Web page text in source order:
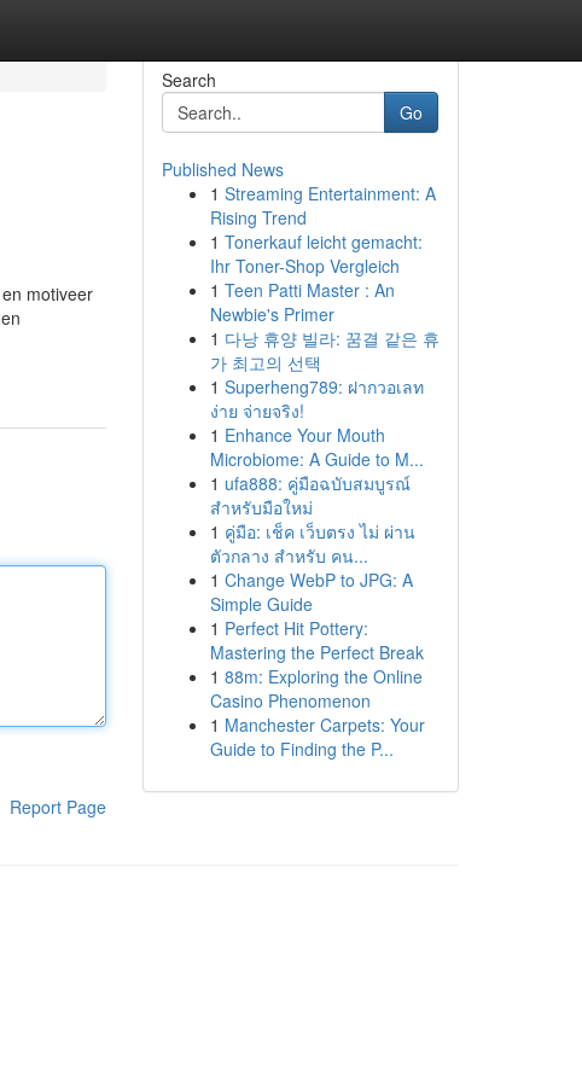
motiveer
Report Page
Search
Go
Published News
1 Streaming Entertainment: A
Rising Trend
1 Tonerkauf leicht gemacht:
Ihr Toner-Shop Vergleich
1 Teen Patti Master : An
Newbie's Primer
1 다낭 휴양 빌라: 꿈결 같은 휴
가 최고의 선택
1 Superheng789: ฝากวอเลท
ง่าย จ่ายจริง!
1 Enhance Your Mouth
Microbiome: A Guide to M...
1 ufa888: คู่มือฉบับสมบูรณ์
สำหรับมือใหม่
1 คู่มือ: เช็ค เว็บตรง ไม่ ผ่าน
ตัวกลาง สำหรับ คน...
1 Change WebP to JPG: A
Simple Guide
1 Perfect Hit Pottery:
Mastering the Perfect Break
1 88m: Exploring the Online
Casino Phenomenon
1 Manchester Carpets: Your
Guide to Finding the P...